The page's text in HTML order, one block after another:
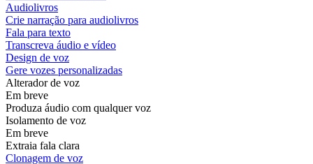
Audiolivros
Crie narração para audiolivros
Fala para texto
Transcreva áudio e vídeo
Design de voz
Gere vozes personalizadas
Alterador de voz
Em breve
Produza áudio com qualquer voz
Isolamento de voz
Em breve
Extraia fala clara
Clonagem de voz